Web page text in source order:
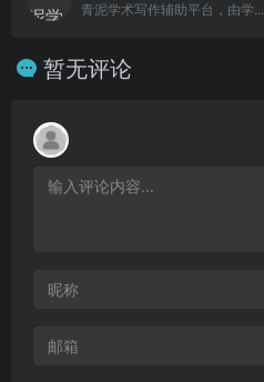
青泥学术写作辅助平台，由学...
暂无评论